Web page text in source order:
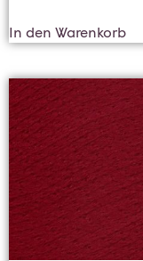
In den Warenkorb